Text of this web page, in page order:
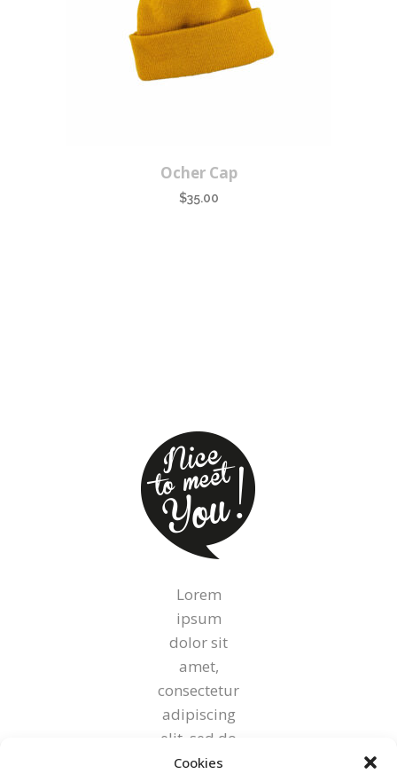
Cookies
Ocher Cap
$35.00
Lorem
ipsum
dolor sit
amet,
consectetur
adipiscing
elit, sed do
eiusmod